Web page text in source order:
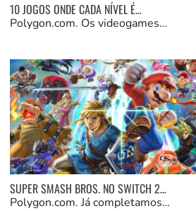
10 JOGOS ONDE CADA NÍVEL É…
Polygon.com. Os videogames…
SUPER SMASH BROS. NO SWITCH 2…
Polygon.com. Já completamos…